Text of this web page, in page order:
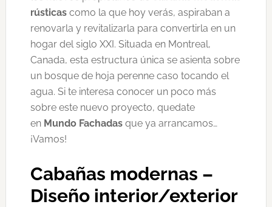
rústicascomo la que hoy verás, aspiraban a
renovarla y revitalizarla para convertirla en un
hogar del siglo XXI. Situada en Montreal,
Canada, esta estructura única se asienta sobre
un bosque de hoja perenne caso tocando el
agua. Si te interesa conocer un poco más
sobre este nuevo proyecto, quedate
en Mundo Fachadasque ya arrancamos…
¡Vamos!
Cabañas modernas –
Diseño interior/exterior